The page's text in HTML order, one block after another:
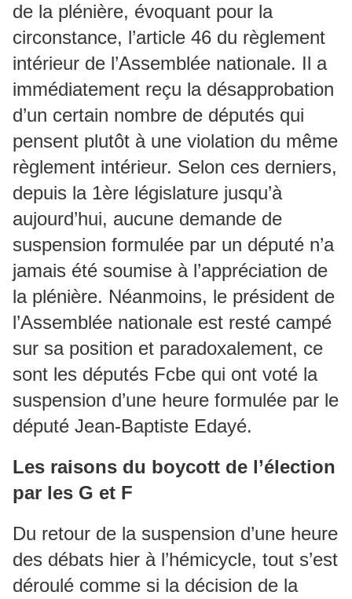
de la plénière, évoquant pour la
circonstance, l’article 46 du règlement
intérieur de l’Assemblée nationale. Il a
immédiatement reçu la désapprobation
d’un certain nombre de députés qui
pensent plutôt à une violation du même
règlement intérieur. Selon ces derniers,
depuis la 1ère législature jusqu’à
aujourd’hui, aucune demande de
suspension formulée par un député n’a
jamais été soumise à l’appréciation de
la plénière. Néanmoins, le président de
l’Assemblée nationale est resté campé
sur sa position et paradoxalement, ce
sont les députés Fcbe qui ont voté la
suspension d’une heure formulée par le
député Jean-Baptiste Edayé.
Les raisons du boycott de l’élection
par les G et F
Du retour de la suspension d’une heure
des débats hier à l’hémicycle, tout s’est
déroulé comme si la décision de la